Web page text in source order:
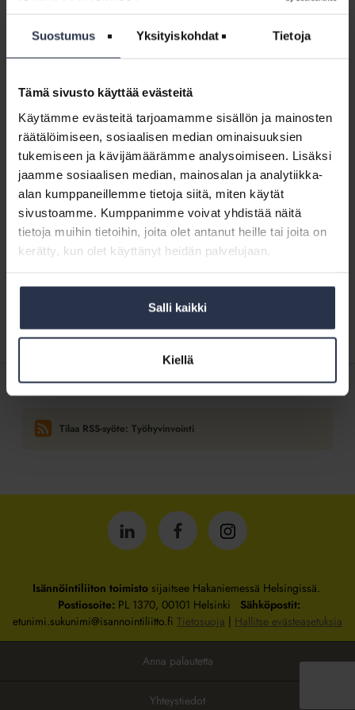
Suostumus Yksityiskohdat Tietoja
Tämä sivusto käyttää evästeitä
Käytämme evästeitä tarjoamamme sisällön ja mainosten
räätälöimiseen, sosiaalisen median ominaisuuksien
tukemiseen ja kävijämäärämme analysoimiseen. Lisäksi
jaamme sosiaalisen median, mainosalan ja analytiikka-
alan kumppaneillemme tietoja siitä, miten käytät
sivustoamme. Kumppanimme voivat yhdistää näitä
tietoja muihin tietoihin, joita olet antanut heille tai joita on
kerätty, kun olet käyttänyt heidän palvelujaan.
Salli kaikki
Kiellä
Henkilöstökokemuksen
mittaaminenJäsenohje: Henkilöstökokemuksen
Miksi henkilöstön tyytyväisyyttä työhön, työkavereihin ja
asiakkaat saavat parempaa palvelua. Miten mittaa
henkilöstön tyytyväisyyttä?
Jäsenohje:
Uuden
työntekijän
perehdyttäminen
isännöintiyrityksessä
Jäsenohje: Uuden työntekijän
perehdyttäminen isännöintiyrityksessä
JÄSENOHJEET
Milloin perehdytys alkaa ja päättyy? Miten
perehdyttämissuunnitelma? Hyödynnä myös mallipohja
perehdyttämissuunnitelman tekemiseen.
Tilaa RSS-syöte: Työhyvinvointi
Isännöintiliitto
LinkedInissä
Isännöintiliitto
Facebookissa
Isännöintiliitto
Instagrammissa
Isännöintiliiton toimistosijaitsee Hakaniemessä Helsingissä.
Postiosoite: PL 1370, 00101 Helsinki Sähköpostit:
etunimi.sukunimi@isannointiliitto.fi Tietosuoja | Hallitse evästeasetuksia
Anna palautetta
Yhteystiedot